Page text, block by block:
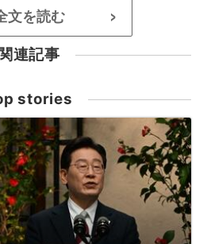
文を読む >
連記事
stories